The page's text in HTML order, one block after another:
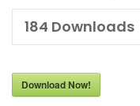
184 Downloads
Download Now!